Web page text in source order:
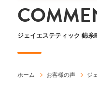
ジェイエステティック 錦
ホーム お客様の声 ジ